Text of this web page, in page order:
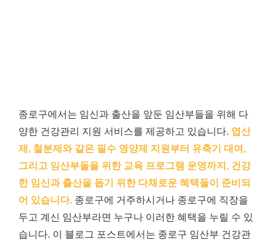
종로구에서는 임신과 출산을 앞둔 임산부들을 위해 다
양한 건강관리 지원 서비스를 제공하고 있습니다. 엽산
제, 철분제와 같은 필수 영양제 지원부터 유축기 대여,
그리고 임산부들을 위한 교육 프로그램 운영까지, 건강
한 임신과 출산을 돕기 위한 다채로운 혜택들이 준비되
어 있습니다. 종로구에 거주하시거나 종로구에 직장을
두고 계신 임산부라면 누구나 이러한 혜택을 누릴 수 있
습니다. 이 블로그 포스트에서는 종로구 임산부 건강관